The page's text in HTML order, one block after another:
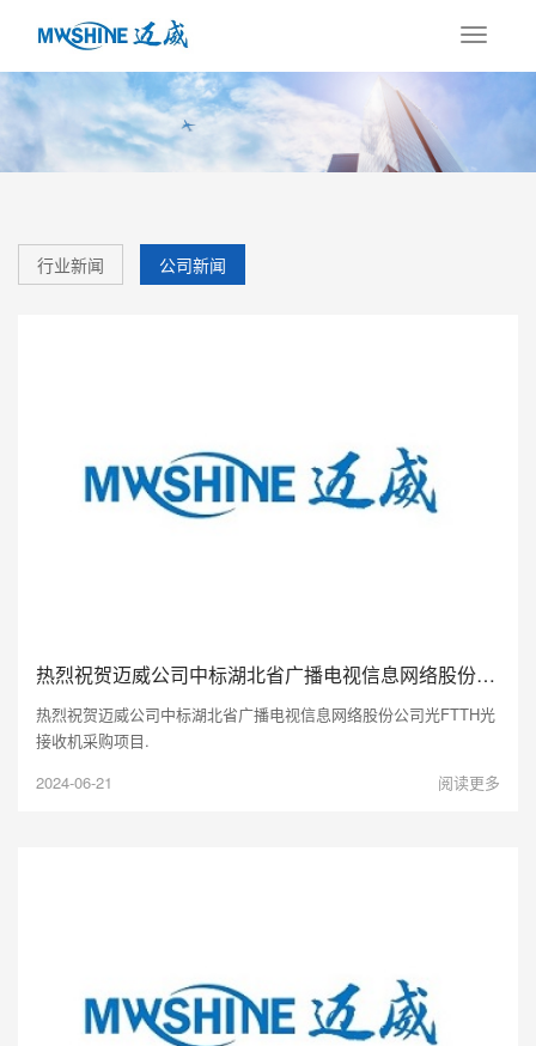
行业新闻 公司新闻
热烈祝贺迈威公司中标湖北省广播电视信息网络股份公司光FTTH光接收机采购项目.
热烈祝贺迈威公司中标湖北省广播电视信息网络股份公司光FTTH光
接收机采购项目.
2024-06-21
阅读更多